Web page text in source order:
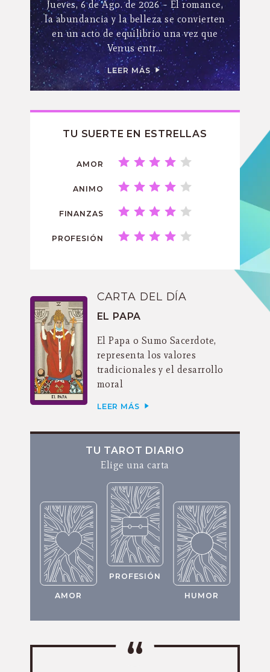
Jueves, 6 de Ago. de 2026 – El romance,
la abundancia y la belleza se convierten
en un acto de equilibrio una vez que
Venus entr...
LEER MÁS
TU SUERTE EN ESTRELLAS
AMOR
ANIMO
FINANZAS
PROFESIÓN
CARTA DEL DÍA
EL PAPA
El Papa o Sumo Sacerdote,
representa los valores
tradicionales y el desarrollo
moral
LEER MÁS
TU TAROT DIARIO
Elige una carta
AMOR
PROFESIÓN
HUMOR